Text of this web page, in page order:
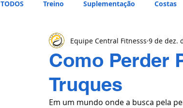
TODOS Treino Suplementação Costas
Como Perder
Truques
Equipe Central Fitnesss 9 de dez.
Em um mundo onde a busca pela